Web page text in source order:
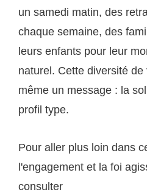
un samedi matin, des
chaque semaine, des
leurs enfants pour leur
naturel. Cette diversité
même un message : la
profil type.
Pour aller plus loin dans
l'engagement et la foi
consulter